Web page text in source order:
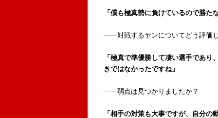
「僕も極真勢に負けているので勝た
――対戦するヤンについてどう評価
「極真で準優勝して凄い選手であ
きではなかったですね」
――弱点は見つかりましたか？
「相手の対策も大事ですが、自分